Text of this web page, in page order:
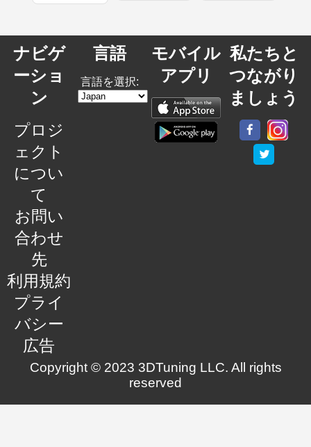
ナビゲ
ーショ
ン
プロジ
ェクト
につい
て
お問い
合わせ
先
利用規約
プライ
バシー
広告
言語
言語を選択:
モバイル
アプリ
私たちと
つながり
ましょう
Copyright © 2023 3DTuning LLC. All rights
reserved